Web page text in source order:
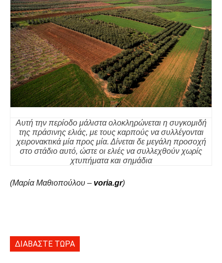
Αυτή την περίοδο μάλιστα ολοκληρώνεται η συγκομιδή
της πράσινης ελιάς, με τους καρπούς να συλλέγονται
χειρονακτικά μία προς μία. Δίνεται δε μεγάλη προσοχή
στο στάδιο αυτό, ώστε οι ελιές να συλλεχθούν χωρίς
χτυπήματα και σημάδια
(Μαρία Μαθιοπούλου – voria.gr)
ΔΙΑΒΑΣΤΕ ΤΩΡΑ